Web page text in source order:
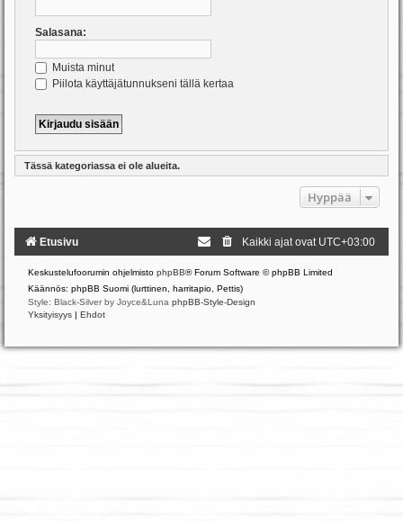
Salasana:
Muista minut
Piilota käyttäjätunnukseni tällä kertaa
Tässä kategoriassa ei ole alueita.
Hyppää
Etusivu Kaikki ajat ovat UTC+03:00
Keskustelufoorumin ohjelmisto phpBB® Forum Software © phpBB Limited
Käännös: phpBB Suomi (lurttinen, harritapio, Pettis)
Style: Black-Silver by Joyce&Luna phpBB-Style-Design
Yksityisyys | Ehdot